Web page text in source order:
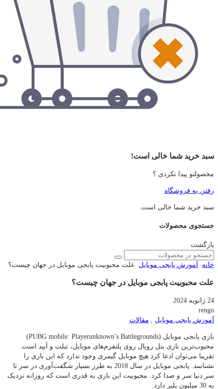
سبد خرید شما خالی است!
محصولتو پیدا نکردی ؟
رفتن به فروشگاه
سبد خرید شما خالی است.
جستجوی محصولات
بازگشت
خانه آموزش پابجی موبایل علت محبوبیت پابجی موبایل در جهان چیست؟
علت محبوبیت پابجی موبایل در جهان چیست؟
24 ژانویه 2024
rengo
آموزش پابجی موبایل
مقالات
بازی پابجی موبایل (PUBG mobile: Playerunknown’s Battlegrounds)
محبوب‌ترین بازی بتل رویال روی پلتفرم‌های موبایل، تبلت و آیپد است.
تقریبا می‌توان ادعا کرد هیچ موبایل گیمری وجود ندارد که این بازی را
نشناسد. پابجی موبایل در سال 2018 به طرز بسیار شگفت‌آوری در سر تا
سر دنیا سر و صدا کرد. محبوبیت این بازی به قدری است که روزانه نزدیک
به 30 میلیون پلیر دارد.